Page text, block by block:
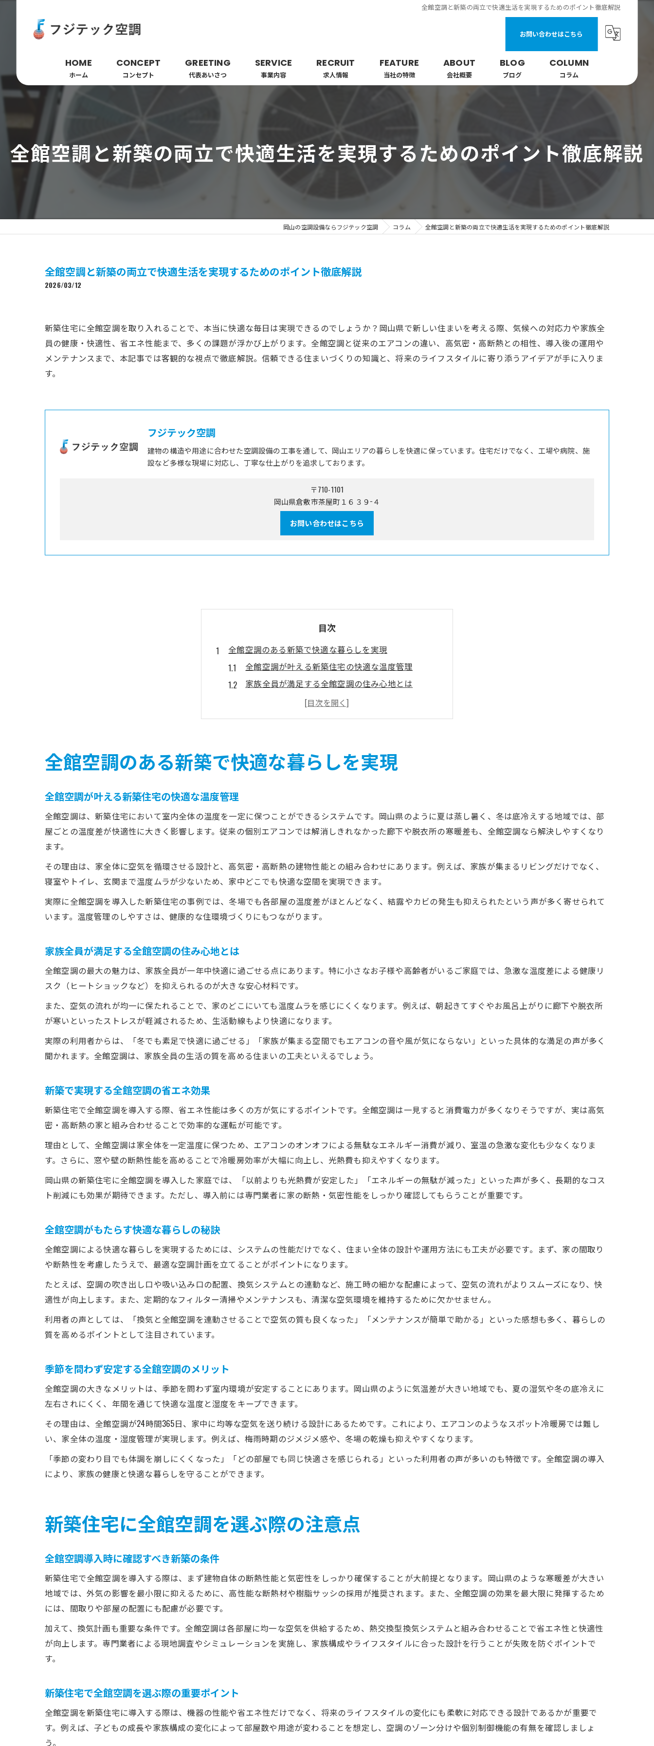
全館空調と新築の両立で快適生活を実現するためのポイント徹底解説
お問い合わせはこちら
HOME
ホーム
CONCEPT
コンセプト
GREETING
代表あいさつ
SERVICE
事業内容
RECRUIT
求人情報
FEATURE
当社の特徴
ビルトイン
エアコン
ABOUT
会社概要
BLOG
ブログ
COLUMN
コラム
全館空調と新築の両立で快適生活を実現するためのポイント徹底解説
岡山の空調設備ならフジテック空調 コラム 全館空調と新築の両立で快適生活を実現するためのポイント徹底解説
全館空調と新築の両立で快適生活を実現するためのポイント徹底解説
2026/03/12
新築住宅に全館空調を取り入れることで、本当に快適な毎日は実現できるのでしょうか？岡山県で新しい住まいを考える際、気候への対応力や家族全
員の健康・快適性、省エネ性能まで、多くの課題が浮かび上がります。全館空調と従来のエアコンの違い、高気密・高断熱との相性、導入後の運用や
メンテナンスまで、本記事では客観的な視点で徹底解説。信頼できる住まいづくりの知識と、将来のライフスタイルに寄り添うアイデアが手に入りま
す。
フジテック空調
建物の構造や用途に合わせた空調設備の工事を通して、岡山エリアの暮らしを快適に保っています。住宅だけでなく、工場や病院、施
設など多様な現場に対応し、丁寧な仕上がりを追求しております。
〒710-1101
岡山県倉敷市茶屋町１６３９−４
お問い合わせはこちら
目次
全館空調のある新築で快適な暮らしを実現
全館空調が叶える新築住宅の快適な温度管理
家族全員が満足する全館空調の住み心地とは
新築で実現する全館空調の省エネ効果
全館空調がもたらす快適な暮らしの秘訣
新築住宅に全館空調を選ぶ際の注意点
全館空調導入時に確認すべき新築の条件
失敗しないための全館空調選びの基準
全館空調で後悔しない新築住宅の選び方
全館空調が実現する家族の健康的な室内環境
ヒートショック対策に役立つ全館空調の効果
全館空調で花粉やハウスダストを軽減する方法
健康維持に貢献する全館空調の空気循環技術
新しい住まいで全館空調を導入する理由
新築住宅に全館空調を選ぶべき納得の理由
全館空調が将来の暮らしを変えるポイント
新しい住まいに全館空調を導入する価値
快適性と省エネを両立できる全館空調の強み
全館空調で新築のライフスタイルを向上
省エネ住宅なら全館空調が叶える効率性
全館空調と断熱性能のベストな組み合わせ
全館空調で快適さと省エネを両立する方法
効率的な全館空調運用で実現する省エネ生活
エアコンとの違いを知る新築計画のヒント
全館空調とエアコンの違いを徹底比較
新築で選ぶなら全館空調とエアコンどちらが最適か
全館空調とエアコンのメリット・デメリット整理
全館空調のある新築で快適な暮らしを実現
全館空調が叶える新築住宅の快適な温度管理
全館空調は、新築住宅において室内全体の温度を一定に保つことができるシステムです。岡山県のように夏は蒸し暑く、冬は底冷えする地域では、部
屋ごとの温度差が快適性に大きく影響します。従来の個別エアコンでは解消しきれなかった廊下や脱衣所の寒暖差も、全館空調なら解決しやすくなり
ます。
その理由は、家全体に空気を循環させる設計と、高気密・高断熱の建物性能との組み合わせにあります。例えば、家族が集まるリビングだけでなく、
寝室やトイレ、玄関まで温度ムラが少ないため、家中どこでも快適な空間を実現できます。
実際に全館空調を導入した新築住宅の事例では、冬場でも各部屋の温度差がほとんどなく、結露やカビの発生も抑えられたという声が多く寄せられて
います。温度管理のしやすさは、健康的な住環境づくりにもつながります。
家族全員が満足する全館空調の住み心地とは
全館空調の最大の魅力は、家族全員が一年中快適に過ごせる点にあります。特に小さなお子様や高齢者がいるご家庭では、急激な温度差による健康リ
スク（ヒートショックなど）を抑えられるのが大きな安心材料です。
また、空気の流れが均一に保たれることで、家のどこにいても温度ムラを感じにくくなります。例えば、朝起きてすぐやお風呂上がりに廊下や脱衣所
が寒いといったストレスが軽減されるため、生活動線もより快適になります。
実際の利用者からは、「冬でも素足で快適に過ごせる」「家族が集まる空間でもエアコンの音や風が気にならない」といった具体的な満足の声が多く
聞かれます。全館空調は、家族全員の生活の質を高める住まいの工夫といえるでしょう。
新築で実現する全館空調の省エネ効果
新築住宅で全館空調を導入する際、省エネ性能は多くの方が気にするポイントです。全館空調は一見すると消費電力が多くなりそうですが、実は高気
密・高断熱の家と組み合わせることで効率的な運転が可能です。
理由として、全館空調は家全体を一定温度に保つため、エアコンのオンオフによる無駄なエネルギー消費が減り、室温の急激な変化も少なくなりま
す。さらに、窓や壁の断熱性能を高めることで冷暖房効率が大幅に向上し、光熱費も抑えやすくなります。
岡山県の新築住宅に全館空調を導入した家庭では、「以前よりも光熱費が安定した」「エネルギーの無駄が減った」といった声が多く、長期的なコス
ト削減にも効果が期待できます。ただし、導入前には専門業者に家の断熱・気密性能をしっかり確認してもらうことが重要です。
全館空調がもたらす快適な暮らしの秘訣
全館空調による快適な暮らしを実現するためには、システムの性能だけでなく、住まい全体の設計や運用方法にも工夫が必要です。まず、家の間取り
や断熱性を考慮したうえで、最適な空調計画を立てることがポイントになります。
たとえば、空調の吹き出し口や吸い込み口の配置、換気システムとの連動など、施工時の細かな配慮によって、空気の流れがよりスムーズになり、快
適性が向上します。また、定期的なフィルター清掃やメンテナンスも、清潔な空気環境を維持するために欠かせません。
利用者の声としては、「換気と全館空調を連動させることで空気の質も良くなった」「メンテナンスが簡単で助かる」といった感想も多く、暮らしの
質を高めるポイントとして注目されています。
季節を問わず安定する全館空調のメリット
全館空調の大きなメリットは、季節を問わず室内環境が安定することにあります。岡山県のように気温差が大きい地域でも、夏の湿気や冬の底冷えに
左右されにくく、年間を通じて快適な温度と湿度をキープできます。
その理由は、全館空調が24時間365日、家中に均等な空気を送り続ける設計にあるためです。これにより、エアコンのようなスポット冷暖房では難し
い、家全体の温度・湿度管理が実現します。例えば、梅雨時期のジメジメ感や、冬場の乾燥も抑えやすくなります。
「季節の変わり目でも体調を崩しにくくなった」「どの部屋でも同じ快適さを感じられる」といった利用者の声が多いのも特徴です。全館空調の導入
により、家族の健康と快適な暮らしを守ることができます。
新築住宅に全館空調を選ぶ際の注意点
全館空調導入時に確認すべき新築の条件
新築住宅で全館空調を導入する際は、まず建物自体の断熱性能と気密性をしっかり確保することが大前提となります。岡山県のような寒暖差が大きい
地域では、外気の影響を最小限に抑えるために、高性能な断熱材や樹脂サッシの採用が推奨されます。また、全館空調の効果を最大限に発揮するため
には、間取りや部屋の配置にも配慮が必要です。
加えて、換気計画も重要な条件です。全館空調は各部屋に均一な空気を供給するため、熱交換型換気システムと組み合わせることで省エネ性と快適性
が向上します。専門業者による現地調査やシミュレーションを実施し、家族構成やライフスタイルに合った設計を行うことが失敗を防ぐポイントで
す。
新築住宅で全館空調を選ぶ際の重要ポイント
全館空調を新築住宅に導入する際は、機器の性能や省エネ性だけでなく、将来のライフスタイルの変化にも柔軟に対応できる設計であるかが重要で
す。例えば、子どもの成長や家族構成の変化によって部屋数や用途が変わることを想定し、空調のゾーン分けや個別制御機能の有無を確認しましょ
う。